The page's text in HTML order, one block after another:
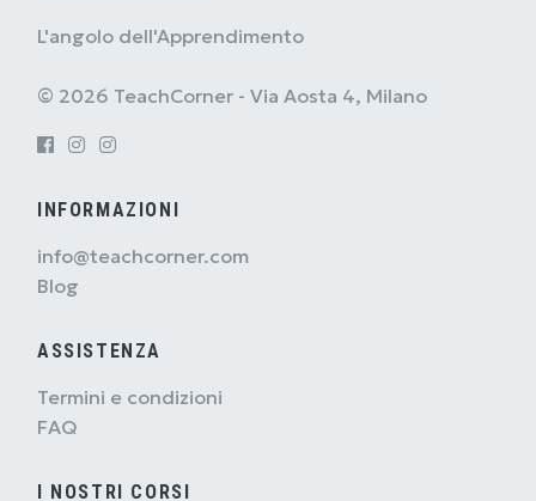
L'angolo dell'Apprendimento
© 2026 TeachCorner - Via Aosta 4, Milano
INFORMAZIONI
info@teachcorner.com
Blog
ASSISTENZA
Termini e condizioni
FAQ
I NOSTRI CORSI